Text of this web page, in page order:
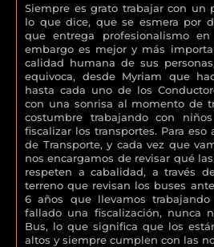
Siempre es grato trabajar con un
lo que dice, que se esmera por
que entrega profesionalismo en
embargo es mejor y más
calidad humana de sus
equivoca, desde Myriam que
hasta cada uno de los
con una sonrisa al momento de
costumbre trabajando con
fiscalizar los transportes. Para
de Transporte, y cada vez que
nos encargamos de revisar qué
respeten a cabalidad, a través
terreno que revisan los buses
6 años que llevamos
fallado una fiscalización, nunca
Bus, lo que significa que los
altos y siempre cumplen con las